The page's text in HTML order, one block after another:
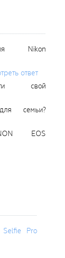
Nikon
ответ
свой
семьи?
EOS
Pro